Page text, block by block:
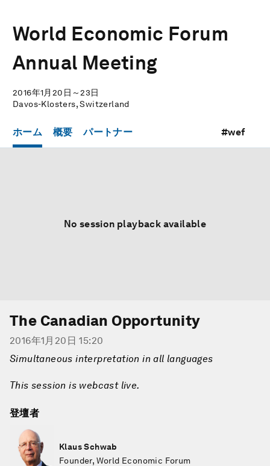
World Economic Forum
Annual Meeting
2016年1月20日～23日
Davos-Klosters, Switzerland
ホーム 概要 パートナー #wef
No session playback available
The Canadian Opportunity
2016年1月20日 15:20
Simultaneous interpretation in all languages
This session is webcast live.
登壇者
Klaus Schwab
Founder, World Economic Forum